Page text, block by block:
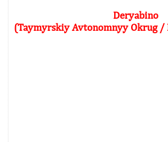
Deryabino
(Taymyrskiy Avtonomnyy Okrug /